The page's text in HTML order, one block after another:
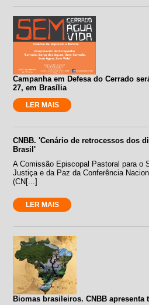
Campanha em Defesa do Cerrado
27, em Brasília
LER MAIS
CNBB. 'Cenário de retrocessos dos
Brasil'
A Comissão Episcopal Pastoral para o
Justiça e da Paz da Conferência
(CN[...]
LER MAIS
Biomas brasileiros. CNBB apresenta